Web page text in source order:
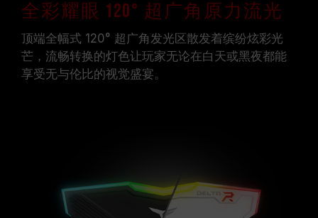
全彩耀眼 120° 超广角原力流光
顶端全幅式 120° 超广角发光区散发着缤纷炫彩光
芒，流畅转换的灯色让玩家无论在白天或黑夜都能
享受无与伦比的视觉盛宴。